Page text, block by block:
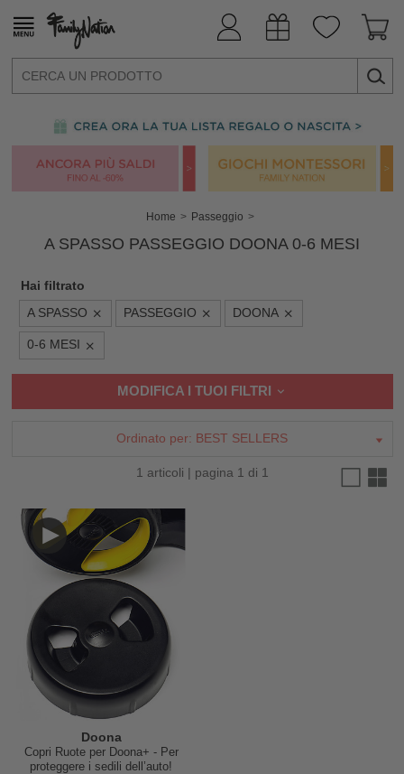
Home Passeggio
A SPASSO PASSEGGIO DOONA 0-6 MESI
Hai filtrato
A SPASSO PASSEGGIO DOONA
0-6 MESI
MODIFICA I TUOI FILTRI
Ordinato per: BEST SELLERS
1 articoli | pagina 1 di 1
Doona
Copri Ruote per Doona+ - Per
proteggere i sedili dell’auto!